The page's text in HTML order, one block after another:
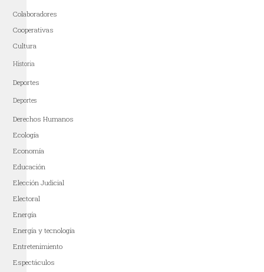
Colaboradores
Cooperativas
Cultura
Historia
Deportes
Deportes
Derechos Humanos
Ecología
Economía
Educación
Elección Judicial
Electoral
Energía
Energía y tecnología
Entretenimiento
Espectáculos